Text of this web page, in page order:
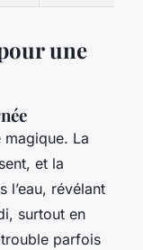
une
magique. La
et la
l’eau, révélant
surtout en
parfois